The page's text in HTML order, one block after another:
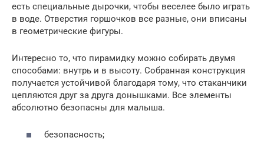
есть специальные дырочки, чтобы веселее было играть
в воде. Отверстия горшочков все разные, они вписаны
в геометрические фигуры.
Интересно то, что пирамидку можно собирать двумя
способами: внутрь и в высоту. Собранная конструкция
получается устойчивой благодаря тому, что стаканчики
цепляются друг за друга донышками. Все элементы
абсолютно безопасны для малыша.
безопасность;